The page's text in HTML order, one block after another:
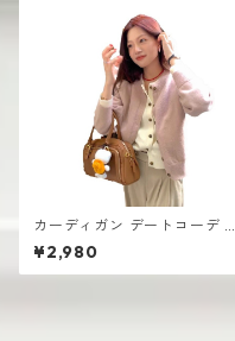
カーディガン デートコーデ シ
ョート丈 レディース 前開きデ
ザイン 韓国風 高見え
¥2,980